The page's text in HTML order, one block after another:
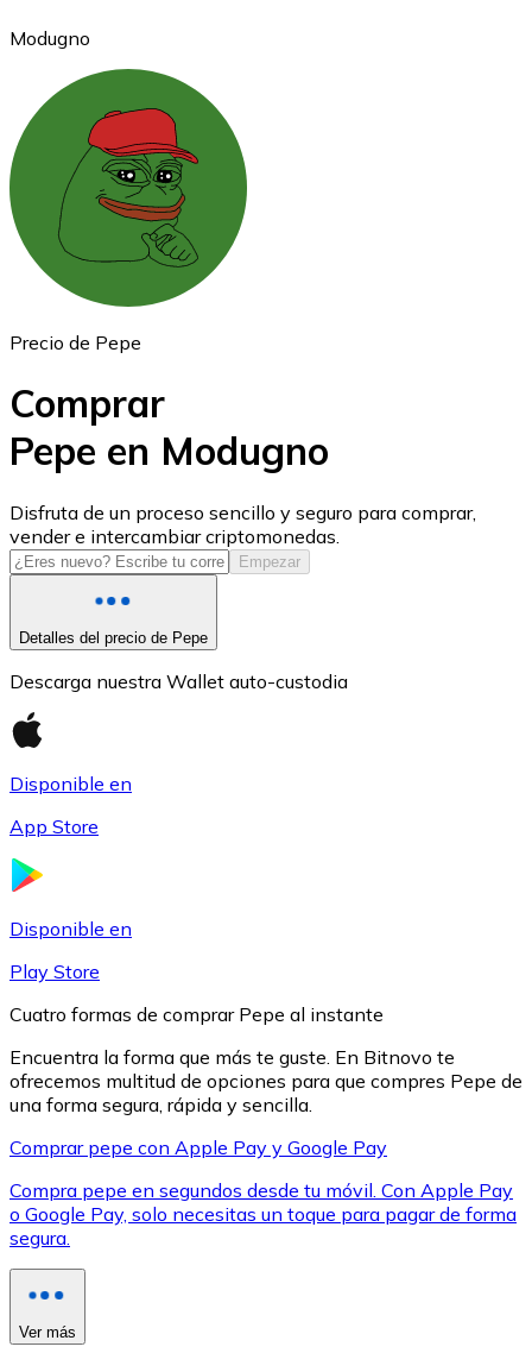
Ethereum
ETH
USD Coin
USDC
XRP
XRP
Ver todo
Modugno
Precio de Pepe
Comprar
Pepe en Modugno
Disfruta de un proceso sencillo y seguro para comprar,
vender e intercambiar criptomonedas.
Empezar
Detalles del precio de Pepe
Descarga nuestra Wallet auto-custodia
Disponible en
App Store
Disponible en
Play Store
Cuatro formas de comprar Pepe al instante
Encuentra la forma que más te guste. En Bitnovo te
ofrecemos multitud de opciones para que compres Pepe de
una forma segura, rápida y sencilla.
Comprar pepe con Apple Pay y Google Pay
Compra pepe en segundos desde tu móvil. Con Apple Pay
o Google Pay, solo necesitas un toque para pagar de forma
segura.
Ver más